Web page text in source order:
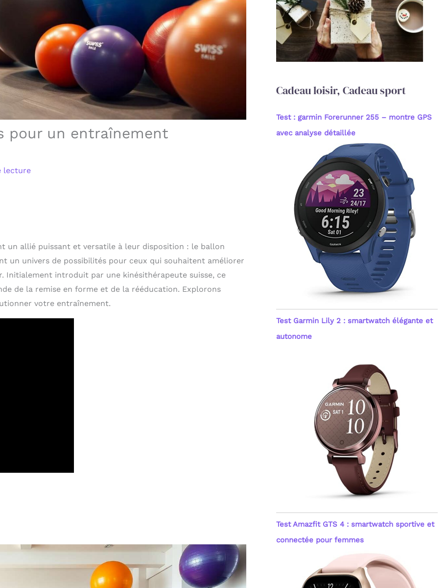
pour un entraînement
lecture
un allié puissant et versatile à leur disposition : le ballon
un univers de possibilités pour ceux qui souhaitent améliorer
introduit par une kinésithérapeute suisse, ce
de la remise en forme et de la rééducation. Explorons
votre entraînement.
c
Cadeau loisir, Cadeau sport
Test : garmin Forerunner 255 – montre GPS
avec analyse détaillée
Test Garmin Lily 2 : smartwatch élégante et
autonome
Test Amazfit GTS 4 : smartwatch sportive et
connectée pour femmes